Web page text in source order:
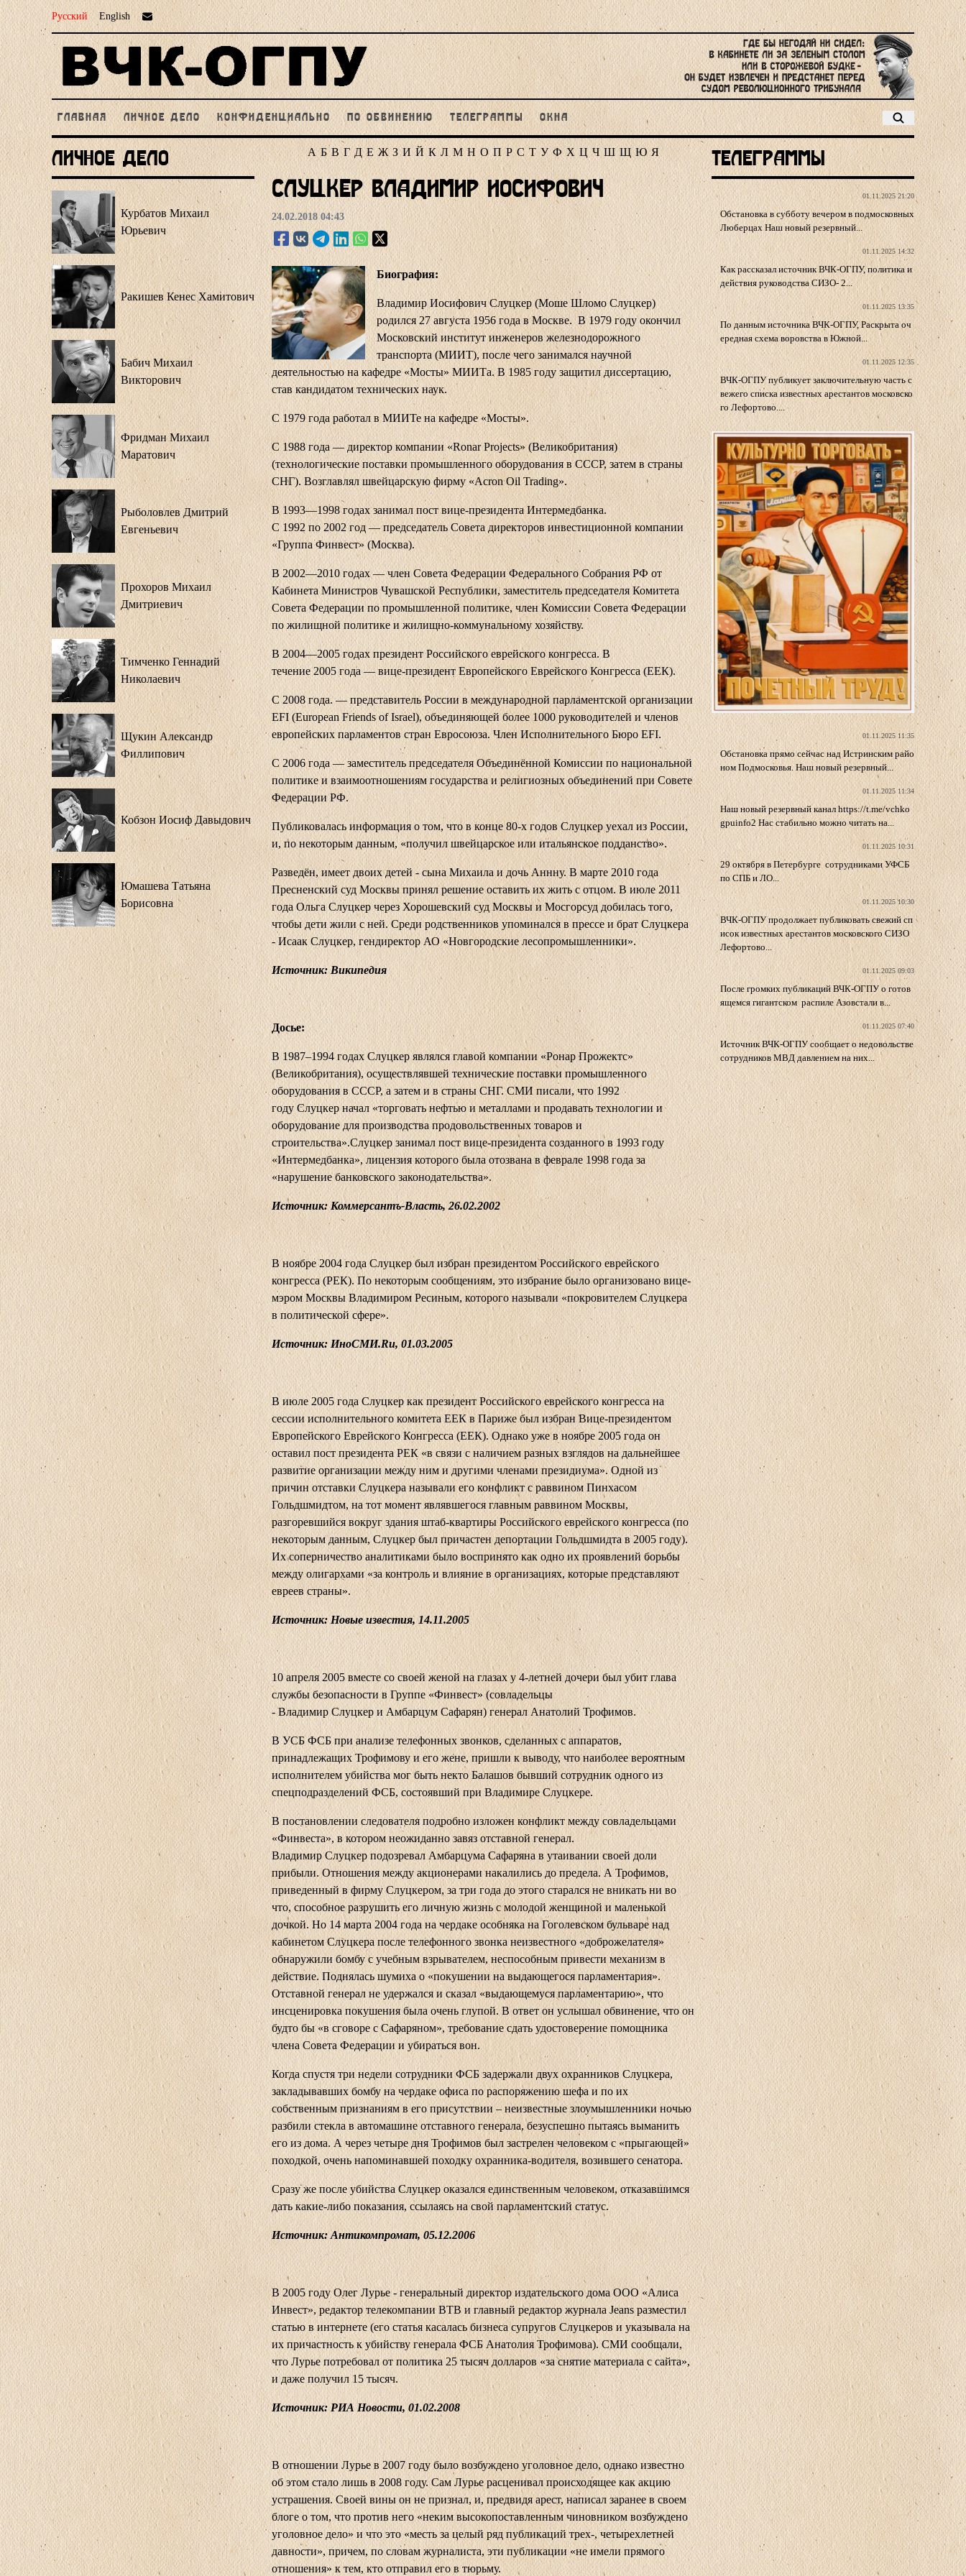
Русский English
ГЛАВНАЯ ЛИЧНОЕ ДЕЛО КОНФИДЕНЦИАЛЬНО ПО ОБВИНЕНИЮ ТЕЛЕГРАММЫ ОКНА
Личное Дело
Курбатов Михаил
Юрьевич
Ракишев Кенес Хамитович
Бабич Михаил
Викторович
Фридман Михаил
Маратович
Рыболовлев Дмитрий
Евгеньевич
Прохоров Михаил
Дмитриевич
Тимченко Геннадий
Николаевич
Щукин Александр
Филлипович
Кобзон Иосиф Давыдович
Юмашева Татьяна
Борисовна
А Б В Г Д Е Ж З И Й К Л М Н О П Р С Т У Ф Х Ц Ч Ш Щ Ю Я
Слуцкер Владимир Иосифович
24.02.2018 04:43
Биография:
Владимир Иосифович Слуцкер (Моше Шломо Слуцкер)
родился 27 августа 1956 года в Москве. В 1979 году окончил
Московский институт инженеров железнодорожного
транспорта (МИИТ), после чего занимался научной
деятельностью на кафедре «Мосты» МИИТа. В 1985 году защитил диссертацию,
став кандидатом технических наук.
С 1979 года работал в МИИТе на кафедре «Мосты».
С 1988 года — директор компании «Ronar Projects» (Великобритания)
(технологические поставки промышленного оборудования в СССР, затем в страны
СНГ). Возглавлял швейцарскую фирму «Acron Oil Trading».
В 1993—1998 годах занимал пост вице-президента Интермедбанка.
С 1992 по 2002 год — председатель Совета директоров инвестиционной компании
«Группа Финвест» (Москва).
В 2002—2010 годах — член Совета Федерации Федерального Собрания РФ от
Кабинета Министров Чувашской Республики, заместитель председателя Комитета
Совета Федерации по промышленной политике, член Комиссии Совета Федерации
по жилищной политике и жилищно-коммунальному хозяйству.
В 2004—2005 годах президент Российского еврейского конгресса. В
течение 2005 года — вице-президент Европейского Еврейского Конгресса (ЕЕК).
С 2008 года. — представитель России в международной парламентской организации
EFI (European Friends of Israel), объединяющей более 1000 руководителей и членов
европейских парламентов стран Евросоюза. Член Исполнительного Бюро EFI.
С 2006 года — заместитель председателя Объединённой Комиссии по национальной
политике и взаимоотношениям государства и религиозных объединений при Совете
Федерации РФ.
Публиковалась информация о том, что в конце 80-х годов Слуцкер уехал из России,
и, по некоторым данным, «получил швейцарское или итальянское подданство».
Разведён, имеет двоих детей - сына Михаила и дочь Аннну. В марте 2010 года
Пресненский суд Москвы принял решение оставить их жить с отцом. В июле 2011
года Ольга Слуцкер через Хорошевский суд Москвы и Мосгорсуд добилась того,
чтобы дети жили с ней. Среди родственников упоминался в прессе и брат Слуцкера
- Исаак Слуцкер, гендиректор АО «Новгородские лесопромышленники».
Источник: Википедия
Досье:
В 1987–1994 годах Слуцкер являлся главой компании «Ронар Прожектс»
(Великобритания), осуществлявшей технические поставки промышленного
оборудования в СССР, а затем и в страны СНГ. СМИ писали, что 1992
году Слуцкер начал «торговать нефтью и металлами и продавать технологии и
оборудование для производства продовольственных товаров и
строительства».Слуцкер занимал пост вице-президента созданного в 1993 году
«Интермедбанка», лицензия которого была отозвана в феврале 1998 года за
«нарушение банковского законодательства».
Источник: Коммерсантъ-Власть, 26.02.2002
В ноябре 2004 года Слуцкер был избран президентом Российского еврейского
конгресса (РЕК). По некоторым сообщениям, это избрание было организовано вице-
мэром Москвы Владимиром Ресиным, которого называли «покровителем Слуцкера
в политической сфере».
Источник: ИноСМИ.Ru, 01.03.2005
В июле 2005 года Слуцкер как президент Российского еврейского конгресса на
сессии исполнительного комитета ЕЕК в Париже был избран Вице-президентом
Европейского Еврейского Конгресса (ЕЕК). Однако уже в ноябре 2005 года он
оставил пост президента РЕК «в связи с наличием разных взглядов на дальнейшее
развитие организации между ним и другими членами президиума». Одной из
причин отставки Слуцкера называли его конфликт с раввином Пинхасом
Гольдшмидтом, на тот момент являвшегося главным раввином Москвы,
разгоревшийся вокруг здания штаб-квартиры Российского еврейского конгресса (по
некоторым данным, Слуцкер был причастен депортации Гольдшмидта в 2005 году).
Их соперничество аналитиками было воспринято как одно их проявлений борьбы
между олигархами «за контроль и влияние в организациях, которые представляют
евреев страны».
Источник: Новые известия, 14.11.2005
10 апреля 2005 вместе со своей женой на глазах у 4-летней дочери был убит глава
службы безопасности в Группе «Финвест» (cовладельцы
- Владимир Слуцкер и Амбарцум Сафарян) генерал Анатолий Трофимов.
В УСБ ФСБ при анализе телефонных звонков, сделанных с аппаратов,
принадлежащих Трофимову и его жене, пришли к выводу, что наиболее вероятным
исполнителем убийства мог быть некто Балашов бывший сотрудник одного из
спецподразделений ФСБ, состоявший при Владимире Слуцкере.
В постановлении следователя подробно изложен конфликт между совладельцами
«Финвеста», в котором неожиданно завяз отставной генерал.
Владимир Слуцкер подозревал Амбарцума Сафаряна в утаивании своей доли
прибыли. Отношения между акционерами накалились до предела. А Трофимов,
приведенный в фирму Слуцкером, за три года до этого старался не вникать ни во
что, способное разрушить его личную жизнь с молодой женщиной и маленькой
дочкой. Но 14 марта 2004 года на чердаке особняка на Гоголевском бульваре над
кабинетом Слуцкера после телефонного звонка неизвестного «доброжелателя»
обнаружили бомбу с учебным взрывателем, неспособным привести механизм в
действие. Поднялась шумиха о «покушении на выдающегося парламентария».
Отставной генерал не удержался и сказал «выдающемуся парламентарию», что
инсценировка покушения была очень глупой. В ответ он услышал обвинение, что он
будто бы «в сговоре с Сафаряном», требование сдать удостоверение помощника
члена Совета Федерации и убираться вон.
Когда спустя три недели сотрудники ФСБ задержали двух охранников Слуцкера,
закладывавших бомбу на чердаке офиса по распоряжению шефа и по их
собственным признаниям в его присутствии – неизвестные злоумышленники ночью
разбили стекла в автомашине отставного генерала, безуспешно пытаясь выманить
его из дома. А через четыре дня Трофимов был застрелен человеком с «прыгающей»
походкой, очень напоминавшей походку охранника-водителя, возившего сенатора.
Сразу же после убийства Слуцкер оказался единственным человеком, отказавшимся
дать какие-либо показания, ссылаясь на свой парламентский статус.
Источник: Антикомпромат, 05.12.2006
В 2005 году Олег Лурье - генеральный директор издательского дома ООО «Алиса
Инвест», редактор телекомпании ВТВ и главный редактор журнала Jeans разместил
статью в интернете (его статья касалась бизнеса супругов Слуцкеров и указывала на
их причастность к убийству генерала ФСБ Анатолия Трофимова). СМИ сообщали,
что Лурье потребовал от политика 25 тысяч долларов «за снятие материала с сайта»,
и даже получил 15 тысяч.
Источник: РИА Новости, 01.02.2008
В отношении Лурье в 2007 году было возбуждено уголовное дело, однако известно
об этом стало лишь в 2008 году. Сам Лурье расценивал происходящее как акцию
устрашения. Своей вины он не признал, и, предвидя арест, написал заранее в своем
блоге о том, что против него «неким высокопоставленным чиновником возбуждено
уголовное дело» и что это «месть за целый ряд публикаций трех-, четырехлетней
давности», причем, по словам журналиста, эти публикации «не имели прямого
отношения» к тем, кто отправил его в тюрьму.
Телеграммы
01.11.2025 21:20
Обстановка в субботу вечером в подмосковных
Люберцах Наш новый резервный...
01.11.2025 14:32
Как рассказал источник ВЧК-ОГПУ, политика и
действия руководства СИЗО- 2...
01.11.2025 13:35
По данным источника ВЧК-ОГПУ, Раскрыта оч
ередная схема воровства в Южной...
01.11.2025 12:35
ВЧК-ОГПУ публикует заключительную часть с
вежего списка известных арестантов московско
го Лефортово....
01.11.2025 11:35
Обстановка прямо сейчас над Истринским райо
ном Подмосковья. Наш новый резервный...
01.11.2025 11:34
Наш новый резервный канал https://t.me/vchko
gpuinfo2 Нас стабильно можно читать на...
01.11.2025 10:31
29 октября в Петербурге сотрудниками УФСБ
по СПБ и ЛО...
01.11.2025 10:30
ВЧК-ОГПУ продолжает публиковать свежий сп
исок известных арестантов московского СИЗО
Лефортово...
01.11.2025 09:03
После громких публикаций ВЧК-ОГПУ о готов
ящемся гигантском распиле Азовстали в...
01.11.2025 07:40
Источник ВЧК-ОГПУ сообщает о недовольстве
сотрудников МВД давлением на них...